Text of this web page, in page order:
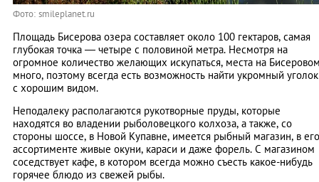
Фото: smileplanet.ru
Площадь Бисерова озера составляет около 100 гектаров, самая
глубокая точка — четыре с половиной метра. Несмотря на
огромное количество желающих искупаться, места на
много, поэтому всегда есть возможность найти укромный уголок
с хорошим видом.
Неподалеку располагаются рукотворные пруды, которые
находятся во владении рыболовецкого колхоза, а также, со
стороны шоссе, в Новой Купавне, имеется рыбный магазин, в его
ассортименте живые окуни, караси и даже форель. С магазином
соседствует кафе, в котором всегда можно съесть какое-нибудь
горячее блюдо из свежей рыбы.